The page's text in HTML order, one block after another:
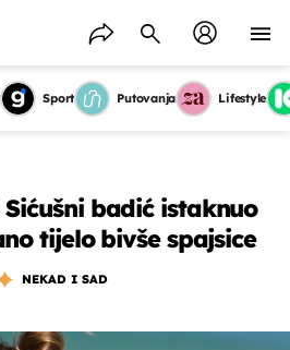
Sport Putovanja Lifestyle
badić istaknuo
tijelo bivše spajsice
NEKAD I SAD